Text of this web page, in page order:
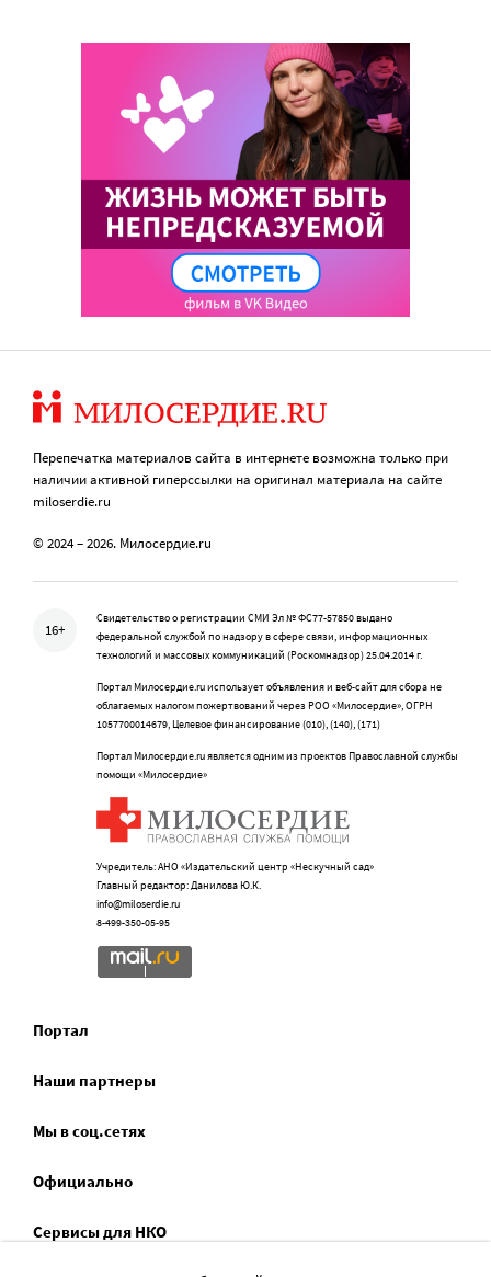
Перепечатка материалов сайта в интернете возможна только при
наличии активной гиперссылки на оригинал материала на сайте
miloserdie.ru
© 2024 – 2026. Милосердие.ru
16+
Свидетельство о регистрации СМИ Эл № ФС77-57850 выдано
федеральной службой по надзору в сфере связи, информационных
технологий и массовых коммуникаций (Роскомнадзор) 25.04.2014 г.
Портал Милосердие.ru использует объявления и веб-сайт для сбора не
облагаемых налогом пожертвований через РОО «Милосердие», ОГРН
1057700014679, Целевое финансирование (010), (140), (171)
Портал Милосердие.ru является одним из проектов Православной службы
помощи «Милосердие»
Учредитель: АНО «Издательский центр «Нескучный сад»
Главный редактор: Данилова Ю.К.
info@miloserdie.ru
8-499-350-05-95
Портал
Наши партнеры
Мы в соц.сетях
Официально
Сервисы для НКО